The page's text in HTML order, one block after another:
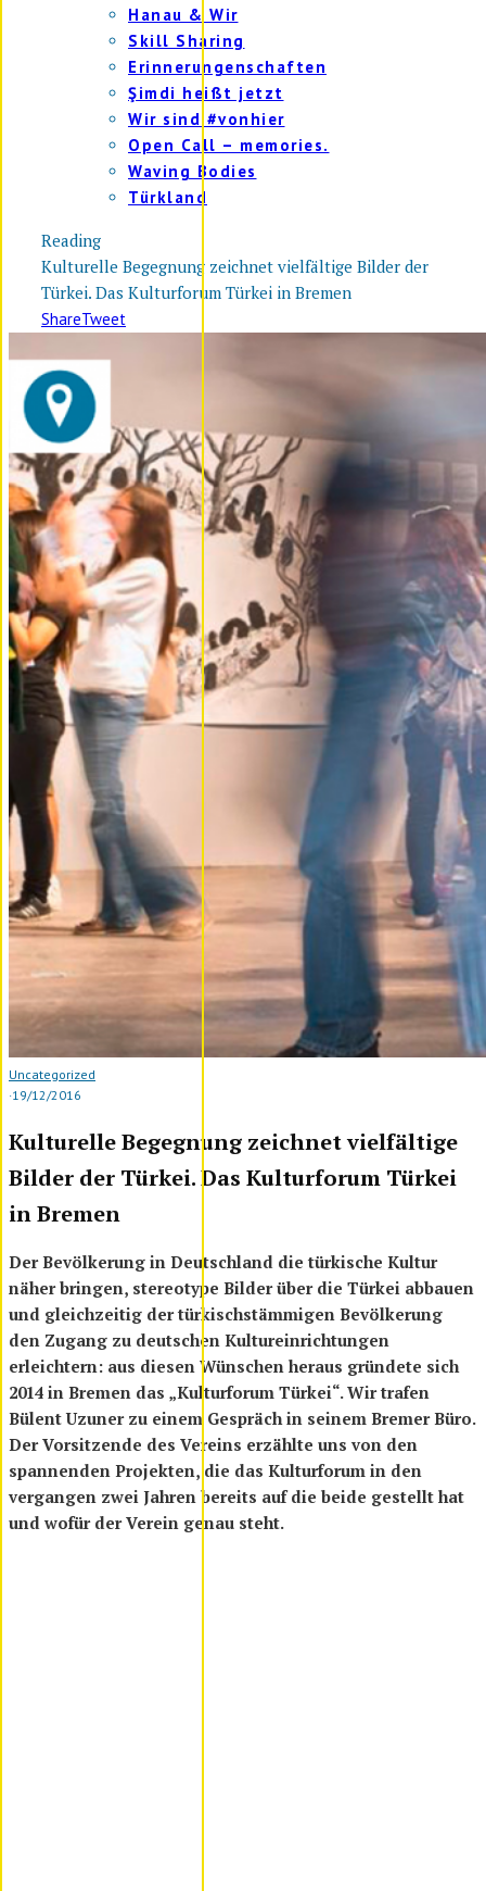
Hanau & Wir
Skill Sharing
Erinnerungenschaften
Şimdi heißt jetzt
Wir sind #vonhier
Open Call – memories.
Waving Bodies
Türkland
Reading
Kulturelle Begegnung zeichnet vielfältige Bilder der
Türkei. Das Kulturforum Türkei in Bremen
ShareTweet
Uncategorized
·19/12/2016
Kulturelle Begegnung zeichnet vielfältige
Bilder der Türkei. Das Kulturforum Türkei
in Bremen
Der Bevölkerung in Deutschland die türkische Kultur
näher bringen, stereotype Bilder über die Türkei abbauen
und gleichzeitig der türkischstämmigen Bevölkerung
den Zugang zu deutschen Kultureinrichtungen
erleichtern: aus diesen Wünschen heraus gründete sich
2014 in Bremen das „Kulturforum Türkei“. Wir trafen
Bülent Uzuner zu einem Gespräch in seinem Bremer Büro.
Der Vorsitzende des Vereins erzählte uns von den
spannenden Projekten, die das Kulturforum in den
vergangen zwei Jahren bereits auf die beide gestellt hat
und wofür der Verein genau steht.